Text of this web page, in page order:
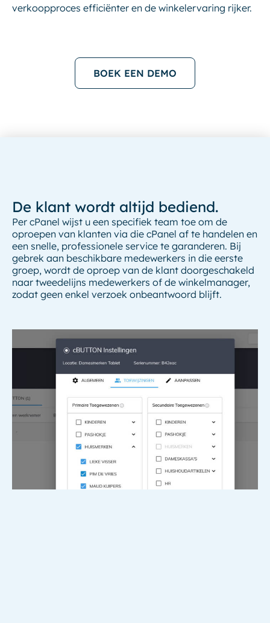
verkoopproces efficiënter en de winkelervaring rijker.
BOEK EEN DEMO
De klant wordt altijd bediend.
Per cPanel wijst u een specifiek team toe om de
oproepen van klanten via die cPanel af ​​te handelen en
een snelle, professionele service te garanderen. Bij
gebrek aan beschikbare medewerkers in die eerste
groep, wordt de oproep van de klant doorgeschakeld
naar tweedelijns medewerkers of de winkelmanager,
zodat geen enkel verzoek onbeantwoord blijft.